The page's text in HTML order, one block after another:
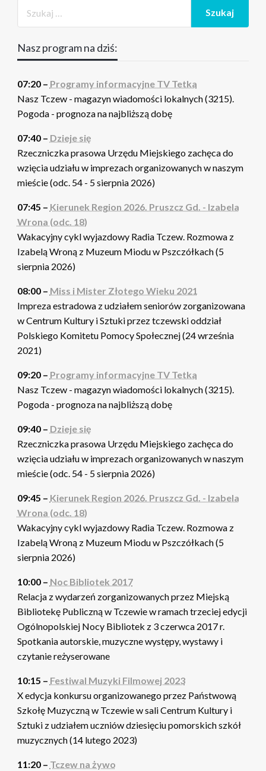
Nasz program na dziś:
07:20 – Programy informacyjne TV Tetka
Nasz Tczew - magazyn wiadomości lokalnych (3215).
Pogoda - prognoza na najbliższą dobę
07:40 – Dzieje się
Rzeczniczka prasowa Urzędu Miejskiego zachęca do
wzięcia udziału w imprezach organizowanych w naszym
mieście (odc. 54 - 5 sierpnia 2026)
07:45 – Kierunek Region 2026. Pruszcz Gd. - Izabela
Wrona (odc. 18)
Wakacyjny cykl wyjazdowy Radia Tczew. Rozmowa z
Izabelą Wroną z Muzeum Miodu w Pszczółkach (5
sierpnia 2026)
08:00 – Miss i Mister Złotego Wieku 2021
Impreza estradowa z udziałem seniorów zorganizowana
w Centrum Kultury i Sztuki przez tczewski oddział
Polskiego Komitetu Pomocy Społecznej (24 września
2021)
09:20 – Programy informacyjne TV Tetka
Nasz Tczew - magazyn wiadomości lokalnych (3215).
Pogoda - prognoza na najbliższą dobę
09:40 – Dzieje się
Rzeczniczka prasowa Urzędu Miejskiego zachęca do
wzięcia udziału w imprezach organizowanych w naszym
mieście (odc. 54 - 5 sierpnia 2026)
09:45 – Kierunek Region 2026. Pruszcz Gd. - Izabela
Wrona (odc. 18)
Wakacyjny cykl wyjazdowy Radia Tczew. Rozmowa z
Izabelą Wroną z Muzeum Miodu w Pszczółkach (5
sierpnia 2026)
10:00 – Noc Bibliotek 2017
Relacja z wydarzeń zorganizowanych przez Miejską
Bibliotekę Publiczną w Tczewie w ramach trzeciej edycji
Ogólnopolskiej Nocy Bibliotek z 3 czerwca 2017 r.
Spotkania autorskie, muzyczne występy, wystawy i
czytanie reżyserowane
10:15 – Festiwal Muzyki Filmowej 2023
X edycja konkursu organizowanego przez Państwową
Szkołę Muzyczną w Tczewie w sali Centrum Kultury i
Sztuki z udziałem uczniów dziesięciu pomorskich szkół
muzycznych (14 lutego 2023)
11:20 – Tczew na żywo